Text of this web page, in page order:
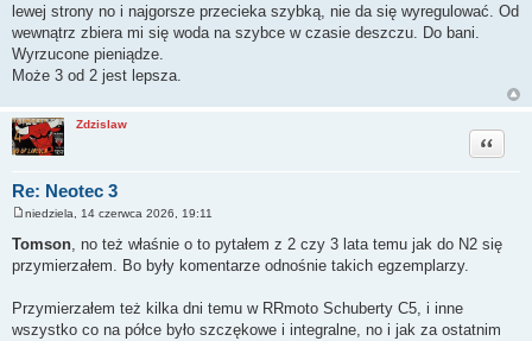
lewej strony no i najgorsze przecieka szybką, nie da się wyregulować. Od
wewnątrz zbiera mi się woda na szybce w czasie deszczu. Do bani.
Wyrzucone pieniądze.
Może 3 od 2 jest lepsza.
Zdzislaw
Re: Neotec 3
Cytuj
o
s
t
niedziela, 14 czerwca 2026, 19:11
Tomson, no też właśnie o to pytałem z 2 czy 3 lata temu jak do N2 się
przymierzałem. Bo były komentarze odnośnie takich egzemplarzy.
Przymierzałem też kilka dni temu w RRmoto Schuberty C5, i inne
wszystko co na półce było szczękowe i integralne, no i jak za ostatnim